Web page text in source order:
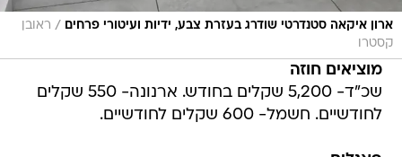
ארון איקאה סטנדרטי שודרג בעזרת צבע, ידיות ועיטורי פרחים / ראובן
קסטרו
מוציאים חוזה
שכ"ד- 5,200 שקלים בחודש. ארנונה- 550 שקלים
לחודשיים. חשמל- 600 שקלים לחודשיים.